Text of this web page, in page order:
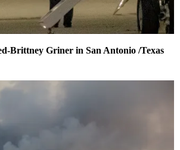
Brittney Griner in San Antonio /Texas